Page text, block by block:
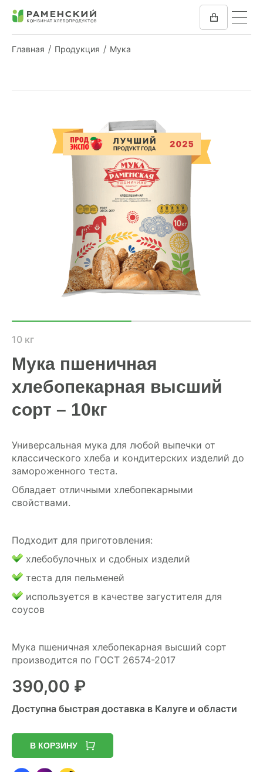
Главная Продукция Мука
10 кг
Мука пшеничная
хлебопекарная высший
сорт – 10кг
Универсальная мука для любой выпечки от
классического хлеба и кондитерских изделий до
замороженного теста.
Обладает отличными хлебопекарными
свойствами.
Подходит для приготовления:
хлебобулочных и сдобных изделий
теста для пельменей
используется в качестве загустителя для
соусов
Мука пшеничная хлебопекарная высший сорт
производится по ГОСТ 26574-2017
390,00 ₽
Доступна быстрая доставка в Калуге и области
В КОРЗИНУ
КОМПАНИЯ
ХОЗЯЙСТВАМ
ПРАЙС
ГДЕ КУПИТЬ
КОНТАКТЫ
8 (804) 700-18-14
ПРАЙС-ЛИСТ